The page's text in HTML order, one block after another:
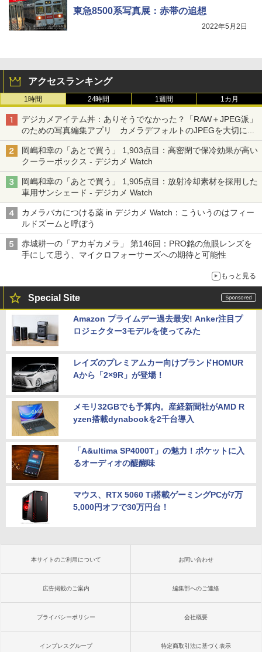
東急8500系写真展：赤帯の追想
2022年5月2日
アクセスランキング
1時間 24時間 1週間 1カ月
デジカメアイテム丼：ありそうでなかった？「RAW＋JPEG派」
のための写真編集アプリ カメラデフォルトのJPEGを大切にす
る「Filmator」
岡嶋和幸の「あとで買う」 1,903点目：高密閉で保冷効果が高い
クーラーボックス - デジカメ Watch
岡嶋和幸の「あとで買う」 1,905点目：放射冷却素材を採用した
車用サンシェード - デジカメ Watch
カメラバカにつける薬 in デジカメ Watch：こういうのはフィー
ルドズームと呼ぼう
赤城耕一の「アカギカメラ」 第146回：PRO銘の魚眼レンズを
手にして思う、マイクロフォーサーズへの期待と可能性
もっと見る
Special Site
Amazon プライムデー過去最安! Anker注目プ
ロジェクター3モデルを使ってみた
レイズのプレミアムカー向けブランドHOMUR
Aから「2×9R」が登場！
メモリ32GBでも予算内。産経新聞社がAMD R
yzen搭載dynabookを2千台導入
「A&ultima SP4000T」の魅力！ポケットに入
るオーディオの醍醐味
マウス、RTX 5060 Ti搭載ゲーミングPCが7万
5,000円オフで30万円台！
本サイトのご利用について お問い合わせ
広告掲載のご案内 編集部へのご連絡
プライバシーポリシー 会社概要
インプレスグループ 特定商取引法に基づく表示